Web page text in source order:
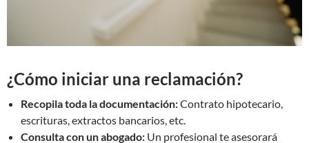
¿Cómo iniciar una reclamación?
Recopila toda la documentación:Contrato hipotecario,
escrituras, extractos bancarios, etc.
Consulta con un abogado: Un profesional te asesorará